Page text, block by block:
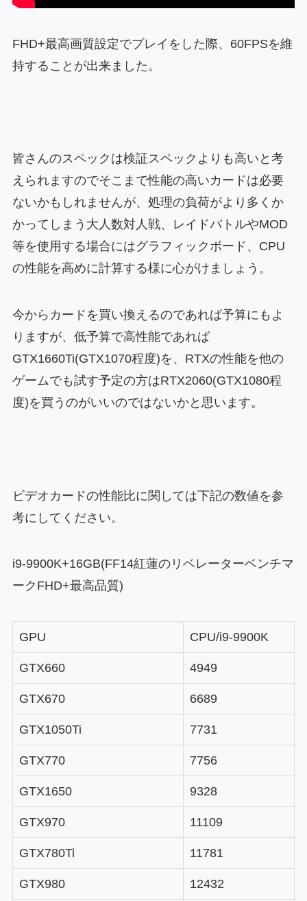
FHD+最高画質設定でプレイをした際、60FPSを維
持することが出来ました。
皆さんのスペックは検証スペックよりも高いと考
えられますのでそこまで性能の高いカードは必要
ないかもしれませんが、処理の負荷がより多くか
かってしまう大人数対人戦、レイドバトルやMOD
等を使用する場合にはグラフィックボード、CPU
の性能を高めに計算する様に心がけましょう。
今からカードを買い換えるのであれば予算にもよ
りますが、低予算で高性能であれば
GTX1660Ti(GTX1070程度)を、RTXの性能を他の
ゲームでも試す予定の方はRTX2060(GTX1080程
度)を買うのがいいのではないかと思います。
ビデオカードの性能比に関しては下記の数値を参
考にしてください。
i9-9900K+16GB(FF14紅蓮のリベレーターベンチマ
ークFHD+最高品質)
GPU CPU/i9-9900K
GTX660 4949
GTX670 6689
GTX1050Ti 7731
GTX770 7756
GTX1650 9328
GTX970 11109
GTX780Ti 11781
GTX980 12432